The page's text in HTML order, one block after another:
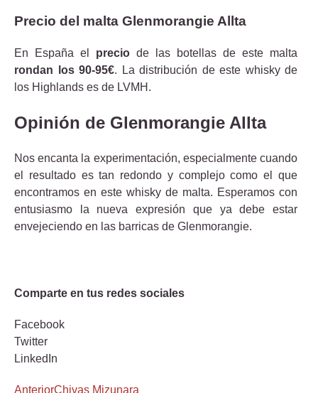
Precio del malta Glenmorangie Allta
En España el precio de las botellas de este malta
rondan los 90-95€. La distribución de este whisky de
los Highlands es de LVMH.
Opinión de Glenmorangie Allta
Nos encanta la experimentación, especialmente cuando
el resultado es tan redondo y complejo como el que
encontramos en este whisky de malta. Esperamos con
entusiasmo la nueva expresión que ya debe estar
envejeciendo en las barricas de Glenmorangie.
Comparte en tus redes sociales
Facebook
Twitter
LinkedIn
AnteriorChivas Mizunara